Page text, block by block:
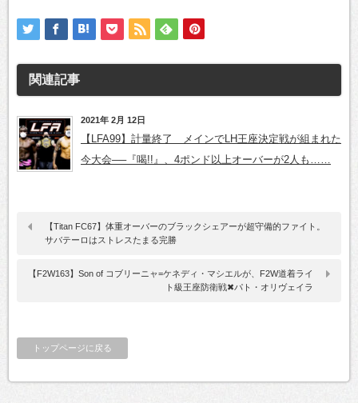
関連記事
2021年 2月 12日
【LFA99】計量終了 メインでLH王座決定戦が組まれた
今大会──『喝!!』、4ポンド以上オーバーが2人も……
【Titan FC67】体重オーバーのブラックシェアーが超守備的ファイト。
サバテーロはストレスたまる完勝
【F2W163】Son of コブリーニャ=ケネディ・マシエルが、F2W道着ライ
ト級王座防衛戦✖パト・オリヴェイラ
トップページに戻る